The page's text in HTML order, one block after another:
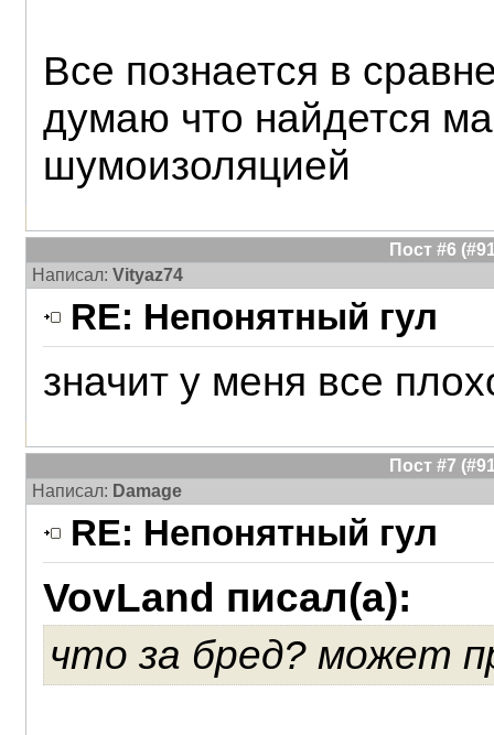
Все познается в
думаю что найдется
шумоизоляцией
Пост #6
Написал: Vityaz74
RE: Непонятный гул
значит у меня все
Пост #7
Написал: Damage
RE: Непонятный гул
VovLand писал(а):
что за бред? может